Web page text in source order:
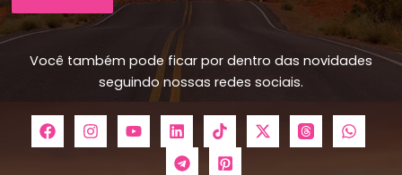
Você também pode ficar por dentro das novidades
seguindo nossas redes sociais.